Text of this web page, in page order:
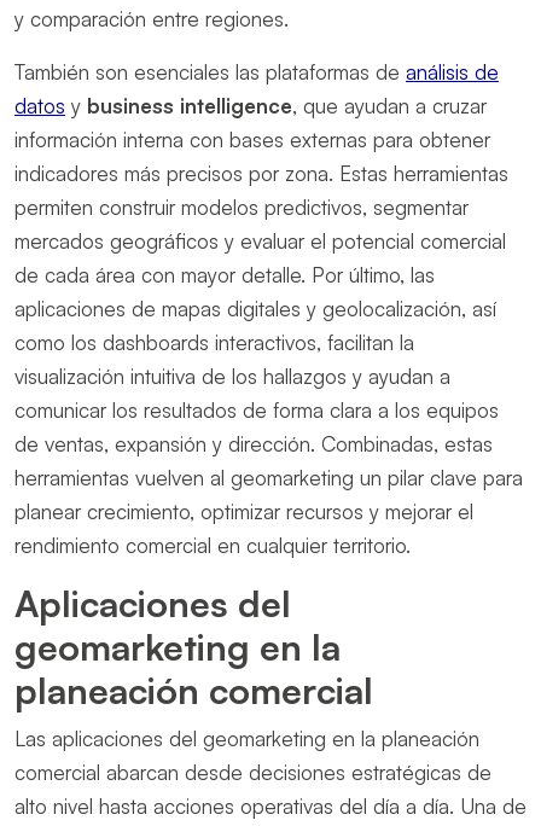
y comparación entre regiones.
También son esenciales las plataformas de análisis de
datos y business intelligence, que ayudan a cruzar
información interna con bases externas para obtener
indicadores más precisos por zona. Estas herramientas
permiten construir modelos predictivos, segmentar
mercados geográficos y evaluar el potencial comercial
de cada área con mayor detalle. Por último, las
aplicaciones de mapas digitales y geolocalización, así
como los dashboards interactivos, facilitan la
visualización intuitiva de los hallazgos y ayudan a
comunicar los resultados de forma clara a los equipos
de ventas, expansión y dirección. Combinadas, estas
herramientas vuelven al geomarketing un pilar clave para
planear crecimiento, optimizar recursos y mejorar el
rendimiento comercial en cualquier territorio.
Aplicaciones del
geomarketing en la
planeación comercial
Las aplicaciones del geomarketing en la planeación
comercial abarcan desde decisiones estratégicas de
alto nivel hasta acciones operativas del día a día. Una de